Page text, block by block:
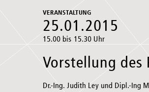
VERANSTALTUNG
25.01.2015
15.00 bis 15.30 Uhr
Vorstellung des
Dr.-Ing. Judith Ley und Dipl.-Ing